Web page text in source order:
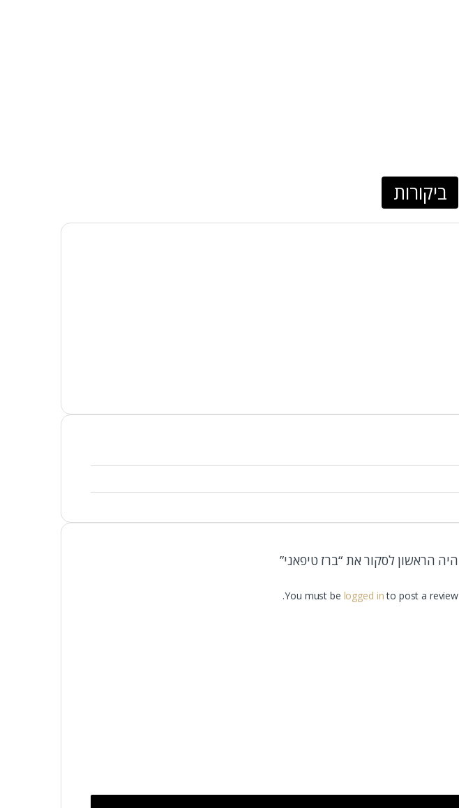
ביקורות
היה הראשון לסקור את “ברז טיפאני”
You must be logged into post a review.